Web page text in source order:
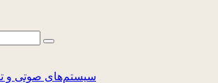
سیستم‌های صوتی و